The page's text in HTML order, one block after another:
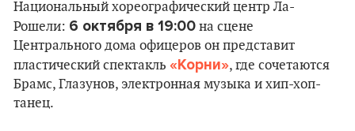
Национальный хореографический центр Ла-
Рошели: 6 октября в 19:00 на сцене
Центрального дома офицеров он представит
пластический спектакль «Корни», где сочетаются
Брамс, Глазунов, электронная музыка и хип-хоп-
танец.